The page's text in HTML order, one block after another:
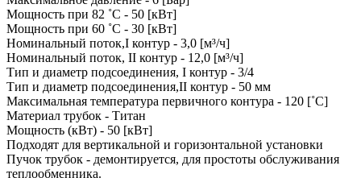
Мощность при 82 ˚С - 50 [кВт]
Мощность при 60 ˚С - 30 [кВт]
Номинальный поток,I контур - 3,0 [м³/ч]
Номинальный поток, II контур - 12,0 [м³/ч]
Тип и диаметр подсоединения, I контур - 3/4
Тип и диаметр подсоединения,II контур - 50 мм
Максимальная температура первичного контура - 120 [˚С]
Материал трубок - Титан
Мощность (кВт) - 50 [кВт]
Подходят для вертикальной и горизонтальной установки
Пучок трубок - демонтируется, для простоты обслуживания
теплообменника.